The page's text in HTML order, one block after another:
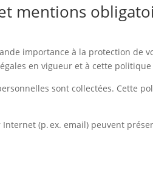
mentions
importance à la protection de
en vigueur et à cette
sont collectées. Cette
(p. ex. email) peuvent